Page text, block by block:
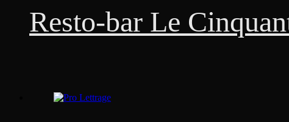
Resto-bar Le